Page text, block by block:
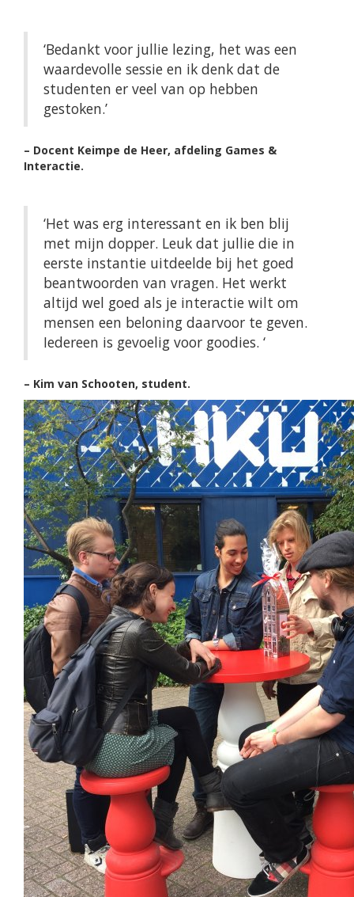
‘Bedankt voor jullie lezing, het was een
waardevolle sessie en ik denk dat de
studenten er veel van op hebben
gestoken.’
– Docent Keimpe de Heer, afdeling Games &
Interactie.
‘Het was erg interessant en ik ben blij
met mijn dopper. Leuk dat jullie die in
eerste instantie uitdeelde bij het goed
beantwoorden van vragen. Het werkt
altijd wel goed als je interactie wilt om
mensen een beloning daarvoor te geven.
Iedereen is gevoelig voor goodies. ‘
– Kim van Schooten, student.